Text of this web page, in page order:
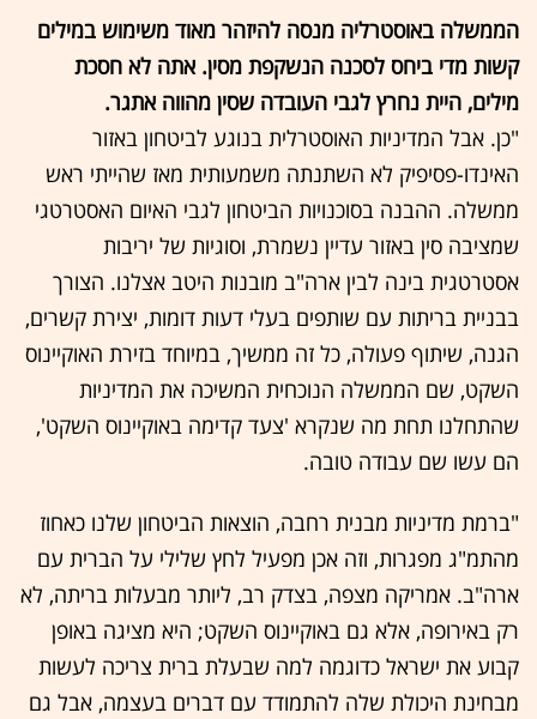
הממשלה באוסטרליה מנסה להיזהר מאוד משימוש במילים
קשות מדי ביחס לסכנה הנשקפת מסין. אתה לא חסכת
מילים, היית נחרץ לגבי העובדה שסין מהווה אתגר.
"כן. אבל המדיניות האוסטרלית בנוגע לביטחון באזור
האינדו-פסיפיק לא השתנתה משמעותית מאז שהייתי ראש
ממשלה. ההבנה בסוכנויות הביטחון לגבי האיום האסטרטגי
שמציבה סין באזור עדיין נשמרת, וסוגיות של יריבות
אסטרטגית בינה לבין ארה"ב מובנות היטב אצלנו. הצורך
בבניית בריתות עם שותפים בעלי דעות דומות, יצירת קשרים,
הגנה, שיתוף פעולה, כל זה ממשיך, במיוחד בזירת האוקיינוס
השקט, שם הממשלה הנוכחית המשיכה את המדיניות
שהתחלנו תחת מה שנקרא 'צעד קדימה באוקיינוס השקט',
הם עשו שם עבודה טובה.
"ברמת מדיניות מבנית רחבה, הוצאות הביטחון שלנו כאחוז
מהתמ"ג מפגרות, וזה אכן מפעיל לחץ שלילי על הברית עם
ארה"ב. אמריקה מצפה, בצדק רב, ליותר מבעלות בריתה, לא
רק באירופה, אלא גם באוקיינוס השקט; היא מציגה באופן
קבוע את ישראל כדוגמה למה שבעלת ברית צריכה לעשות
מבחינת היכולת שלה להתמודד עם דברים בעצמה, אבל גם